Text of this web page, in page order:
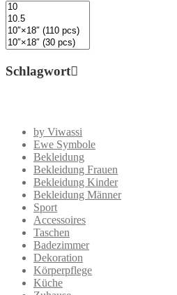
Schlagwort
by Viwassi
Ewe Symbole
Bekleidung
Bekleidung Frauen
Bekleidung Kinder
Bekleidung Männer
Sport
Accessoires
Taschen
Badezimmer
Dekoration
Körperpflege
Küche